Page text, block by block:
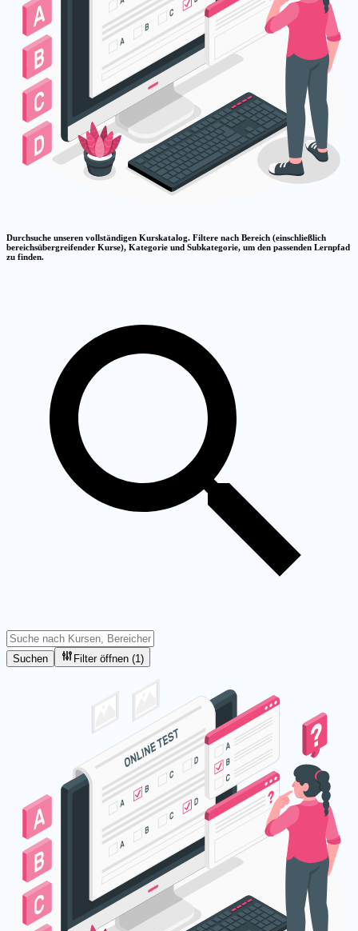
Durchsuche unseren vollständigen Kurskatalog. Filtere nach Bereich (einschließlich
bereichsübergreifender Kurse), Kategorie und Subkategorie, um den passenden Lernpfad
zu finden.
Suchen Filter öffnen (1)